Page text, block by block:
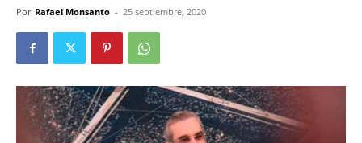
Por Rafael Monsanto - 25 septiembre, 2020